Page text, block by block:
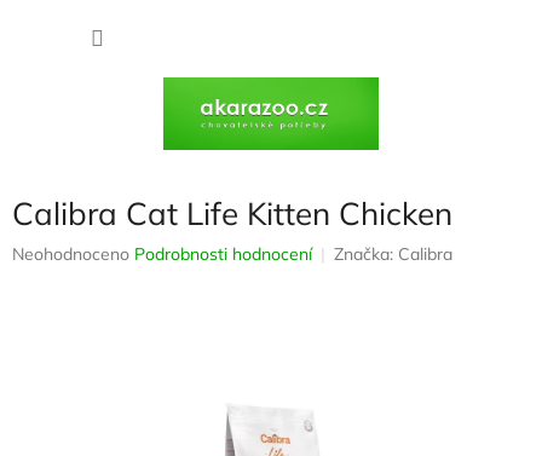
Calibra Cat Life Kitten Chicken
Průměrné
Neohodnoceno Podrobnosti hodnocení Značka: Calibra